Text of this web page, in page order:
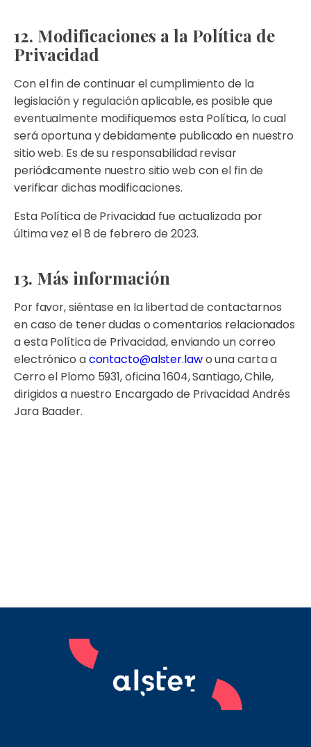
12. Modificaciones a la Política de
Privacidad
Con el fin de continuar el cumplimiento de la
legislación y regulación aplicable, es posible que
eventualmente modifiquemos esta Política, lo cual
será oportuna y debidamente publicado en nuestro
sitio web. Es de su responsabilidad revisar
periódicamente nuestro sitio web con el fin de
verificar dichas modificaciones.
Esta Política de Privacidad fue actualizada por
última vez el 8 de febrero de 2023.
13. Más información
Por favor, siéntase en la libertad de contactarnos
en caso de tener dudas o comentarios relacionados
a esta Política de Privacidad, enviando un correo
electrónico acontacto@alster.lawo una carta a
Cerro el Plomo 5931, oficina 1604, Santiago, Chile,
dirigidos a nuestro Encargado de Privacidad Andrés
Jara Baader.